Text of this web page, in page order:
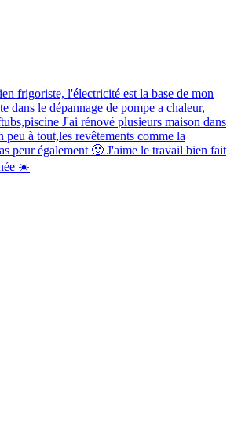
frigoriste, l'électricité est la base de mon
dans le dépannage de pompe a chaleur,
J'ai rénové plusieurs maison dans
peu à tout,les revêtements comme la
peur également 🙂 J'aime le travail bien fait
☀️